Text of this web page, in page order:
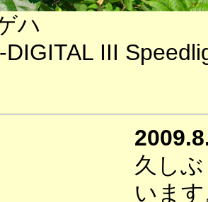
ハ
DIGITAL III
久し
いま